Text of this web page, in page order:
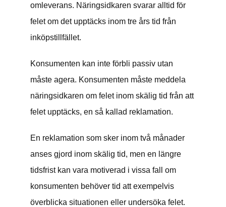
omleverans. Näringsidkaren svarar alltid för
felet om det upptäcks inom tre års tid från
inköpstillfället.
Konsumenten kan inte förbli passiv utan
måste agera. Konsumenten måste meddela
näringsidkaren om felet inom skälig tid från att
felet upptäcks, en så kallad reklamation.
En reklamation som sker inom två månader
anses gjord inom skälig tid, men en längre
tidsfrist kan vara motiverad i vissa fall om
konsumenten behöver tid att exempelvis
överblicka situationen eller undersöka felet.